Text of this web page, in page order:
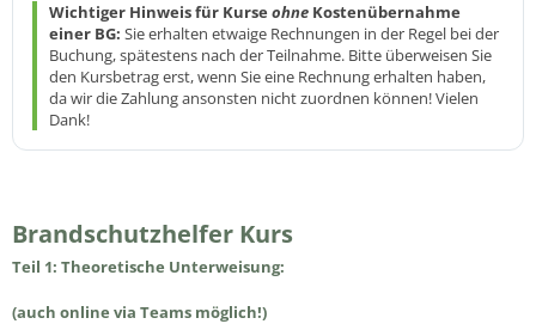
Wichtiger Hinweis für Kurse ohne Kostenübernahme
einer BG: Sie erhalten etwaige Rechnungen in der Regel bei der
Buchung, spätestens nach der Teilnahme. Bitte überweisen Sie
den Kursbetrag erst, wenn Sie eine Rechnung erhalten haben,
da wir die Zahlung ansonsten nicht zuordnen können! Vielen
Dank!
Brandschutzhelfer Kurs
Teil 1: Theoretische Unterweisung:
(auch online via Teams möglich!)